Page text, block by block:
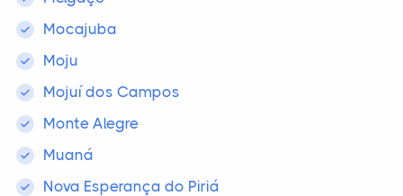
Mocajuba
Moju
Mojuí dos Campos
Monte Alegre
Muaná
Nova Esperança do Piriá